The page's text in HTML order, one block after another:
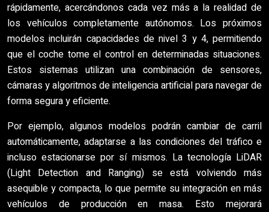
rápidamente, acercándonos cada vez más a la realidad de
los vehículos completamente autónomos. Los próximos
modelos incluirán capacidades de nivel 3 y 4, permitiendo
que el coche tome el control en determinadas situaciones.
Estos sistemas utilizan una combinación de sensores,
cámaras y algoritmos de inteligencia artificial para navegar de
forma segura y eficiente.
Por ejemplo, algunos modelos podrán cambiar de carril
automáticamente, adaptarse a las condiciones del tráfico e
incluso estacionarse por sí mismos. La tecnología LiDAR
(Light Detection and Ranging) se está volviendo más
asequible y compacta, lo que permite su integración en más
vehículos de producción en masa. Esto mejorará